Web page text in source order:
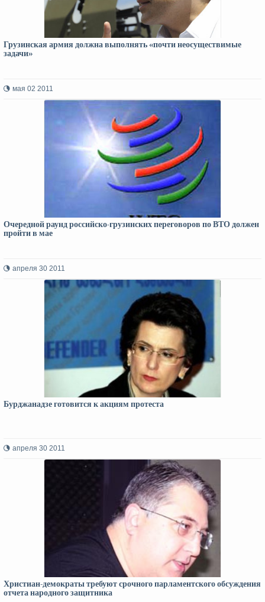
Грузинская армия должна выполнять «почти неосуществимые
задачи»
мая 02 2011
Очередной раунд российско-грузинских переговоров по ВТО должен
пройти в мае
апреля 30 2011
Бурджанадзе готовится к акциям протеста
апреля 30 2011
Христиан-демократы требуют срочного парламентского обсуждения
отчета народного защитника